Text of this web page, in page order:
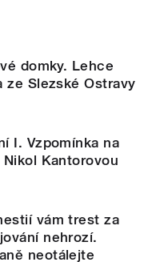
domky. Lehce
ze Slezské Ostravy
I. Vzpomínka na
Kantorovou
vám trest za
nehrozí.
neotálejte